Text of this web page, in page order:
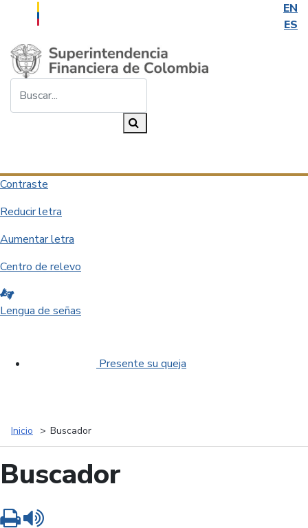
EN
ES
Saltar al contenido principal
Contraste
Reducir letra
Aumentar letra
Centro de relevo
Lengua de señas
Presente su queja
Inicio Buscador
Buscador
Imprimir